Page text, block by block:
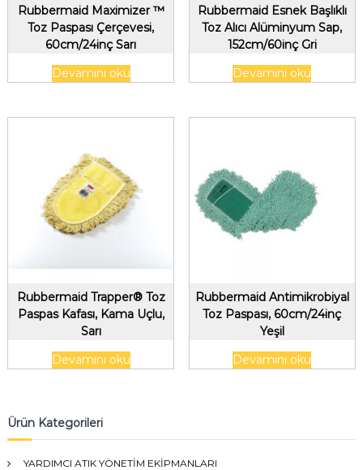
Rubbermaid Maximizer ™
Toz Paspası Çerçevesi,
60cm/24inç Sarı
Devamını oku
Rubbermaid Esnek Başlıklı
Toz Alıcı Alüminyum Sap,
152cm/60inç Gri
Devamını oku
Rubbermaid Trapper® Toz
Paspas Kafası, Kama Uçlu,
Sarı
Devamını oku
Rubbermaid Antimikrobiyal
Toz Paspası, 60cm/24inç
Yeşil
Devamını oku
Ürün Kategorileri
YARDIMCI ATIK YÖNETİM EKİPMANLARI